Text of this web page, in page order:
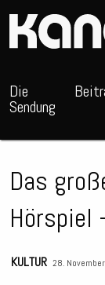
Die
Sendung
Das
Hörspiel
KULTUR 28.